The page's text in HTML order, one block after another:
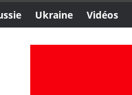
Ukraine Vidéos